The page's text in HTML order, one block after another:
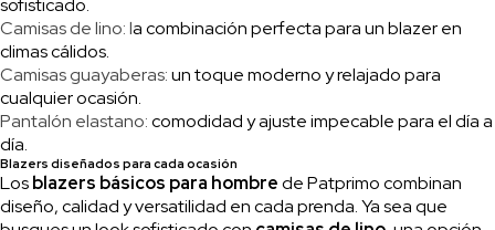
sofisticado.
Camisas de lino: la combinación perfecta para un blazer en
climas cálidos.
Camisas guayaberas:un toque moderno y relajado para
cualquier ocasión.
Pantalón elastano:comodidad y ajuste impecable para el día a
día.
Blazers diseñados para cada ocasión
Losblazers básicos para hombrede Patprimo combinan
diseño, calidad y versatilidad en cada prenda. Ya sea que